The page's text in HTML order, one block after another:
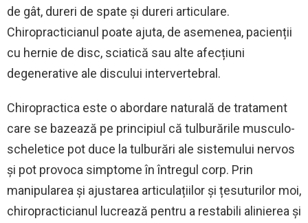
de gât, dureri de spate și dureri articulare.
Chiropracticianul poate ajuta, de asemenea, pacienții
cu hernie de disc, sciatică sau alte afecțiuni
degenerative ale discului intervertebral.
Chiropractica este o abordare naturală de tratament
care se bazează pe principiul că tulburările musculo-
scheletice pot duce la tulburări ale sistemului nervos
și pot provoca simptome în întregul corp. Prin
manipularea și ajustarea articulațiilor și țesuturilor moi,
chiropracticianul lucrează pentru a restabili alinierea și